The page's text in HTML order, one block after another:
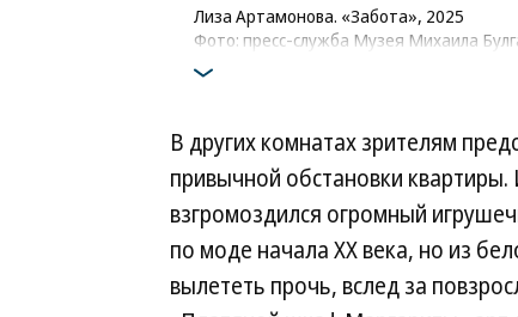
Лиза Артамонова. «Забота», 2025
Фото: пресс-служба Музея Михаила
В других комнатах зрителям
привычной обстановки
взгромоздился огромный
по моде начала XX века, но из
вылететь прочь, вслед за